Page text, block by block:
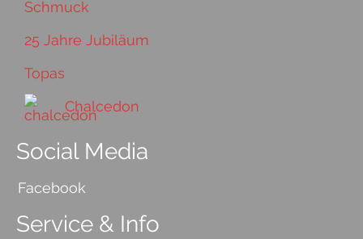
25 Jahre Jubiläum
Topas
Chalcedon
Social Media
Facebook
Service & Info